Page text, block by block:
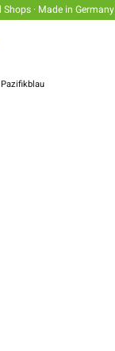
· Made in Germany